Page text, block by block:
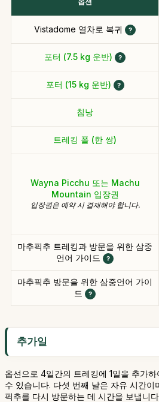
Vistadome 열차로 복귀
포터 (7.5 kg 운반)
포터 (15 kg 운반)
침낭
트레킹 폴 (한 쌍)
Wayna Picchu 또는 Machu
Mountain 입장권
입장권은 예약 시 결제해야 합니다.
마추픽추 트레킹과 방문을 위한 삼중
언어 가이드
마추픽추 방문을 위한 삼중언어 가이
드
추가일
옵션으로 4일간의 트레킹에 1일을 추가
수 있습니다. 다섯 번째 날은 자유 시간이
픽추를 다시 방문하는 데 시간을 보냅니